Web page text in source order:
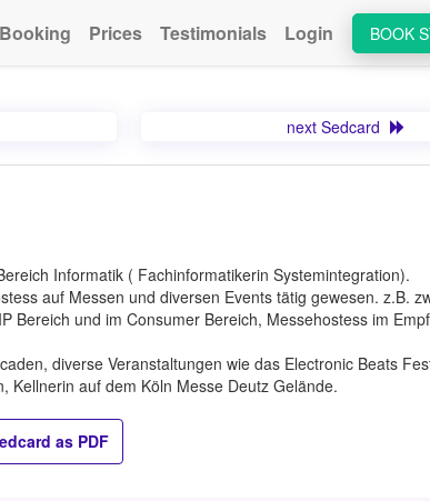
BOOK
Booking Prices Testimonials Login
next Sedcard
Informatik ( Fachinformatikerin Systemintegration).
auf Messen und diversen Events tätig gewesen. z.B.
Bereich und im Consumer Bereich, Messehostess im
diverse Veranstaltungen wie das Electronic Beats
Kellnerin auf dem Köln Messe Deutz Gelände.
as PDF